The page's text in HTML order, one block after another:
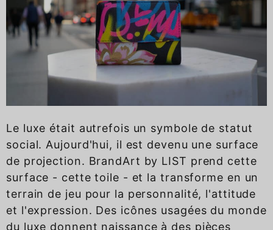
Le luxe était autrefois un symbole de statut
social. Aujourd'hui, il est devenu une surface
de projection. BrandArt by LIST prend cette
surface - cette toile - et la transforme en un
terrain de jeu pour la personnalité, l'attitude
et l'expression. Des icônes usagées du monde
du luxe donnent naissance à des pièces